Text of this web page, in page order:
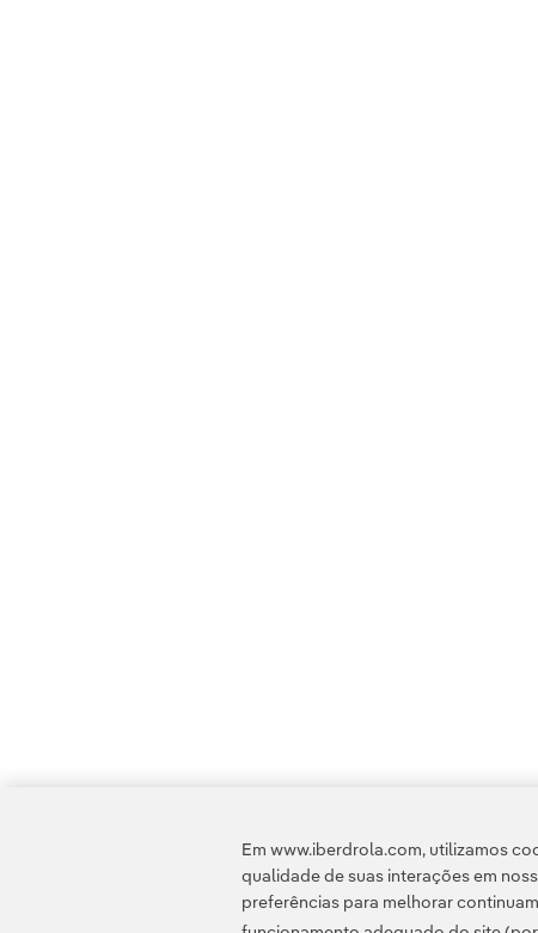
Em www.iberdrola.com, utilizamos
qualidade de suas interações em
preferências para melhorar